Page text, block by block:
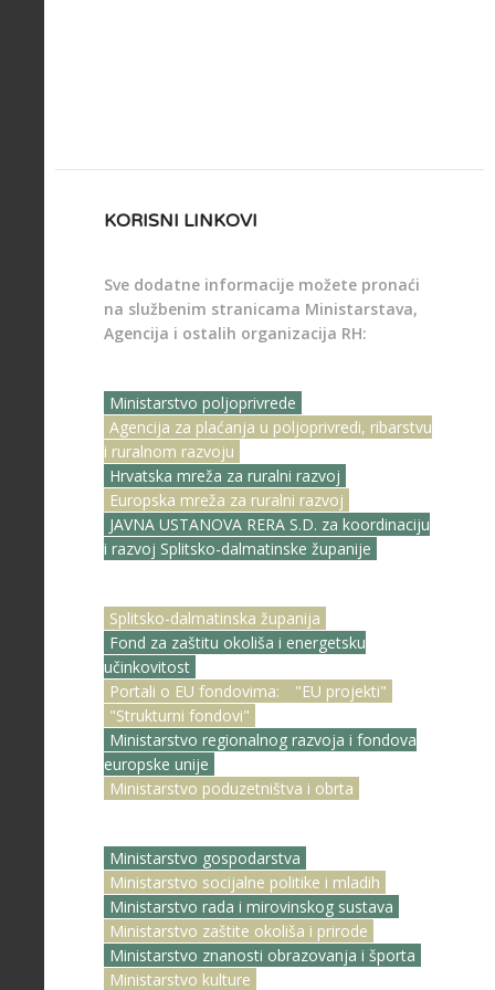
KORISNI LINKOVI
Sve dodatne informacije možete pronaći
na službenim stranicama Ministarstava,
Agencija i ostalih organizacija RH:
Ministarstvo poljoprivrede
Agencija za plaćanja u poljoprivredi, ribarstvu
i ruralnom razvoju
Hrvatska mreža za ruralni razvoj
Europska mreža za ruralni razvoj
JAVNA USTANOVA RERA S.D. za koordinaciju
i razvoj Splitsko-dalmatinske županije
Splitsko-dalmatinska županija
Fond za zaštitu okoliša i energetsku
učinkovitost
Portali o EU fondovima:
"EU projekti"
"Strukturni fondovi"
Ministarstvo regionalnog razvoja i fondova
europske unije
Ministarstvo poduzetništva i obrta
Ministarstvo gospodarstva
Ministarstvo socijalne politike i mladih
Ministarstvo rada i mirovinskog sustava
Ministarstvo zaštite okoliša i prirode
Ministarstvo znanosti obrazovanja i športa
Ministarstvo kulture